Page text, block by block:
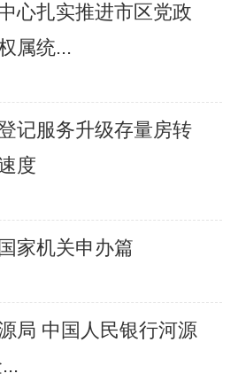
心扎实推进市区党政
属统...
记服务升级存量房转
度
家机关申办篇
局 中国人民银行河源